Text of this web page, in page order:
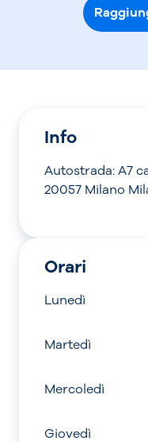
Info
Autostrada: A7
20057 Milano
Orari
Lunedì
Martedì
Mercoledì
Giovedì